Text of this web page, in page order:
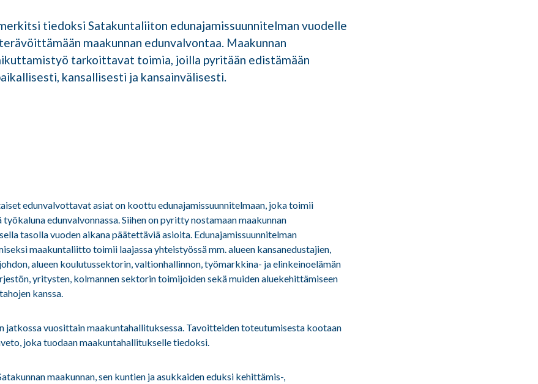
tiedoksi Satakuntaliiton edunajamissuunnitelman vuodelle
maakunnan edunvalvontaa. Maakunnan
tarkoittavat toimia, joilla pyritään edistämään
kansallisesti ja kansainvälisesti.
edunvalvottavat asiat on koottu edunajamissuunnitelmaan, joka toimii
edunvalvonnassa. Siihen on pyritty nostamaan maakunnan
tasolla vuoden aikana päätettäviä asioita. Edunajamissuunnitelman
maakuntaliitto toimii laajassa yhteistyössä mm. alueen kansanedustajien,
alueen koulutussektorin, valtionhallinnon, työmarkkina- ja elinkeinoelämän
yritysten, kolmannen sektorin toimijoiden sekä muiden aluekehittämiseen
kanssa.
jatkossa vuosittain maakuntahallituksessa. Tavoitteiden toteutumisesta kootaan
joka tuodaan maakuntahallitukselle tiedoksi.
maakunnan, sen kuntien ja asukkaiden eduksi kehittämis-,